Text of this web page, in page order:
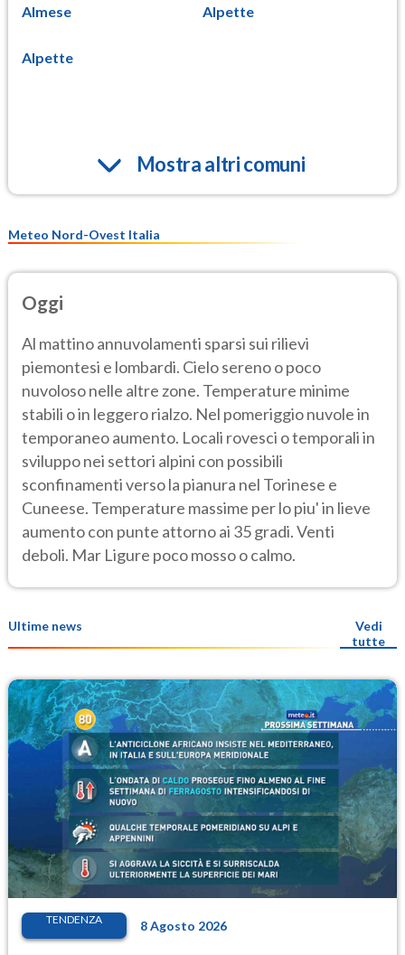
Almese Alpette
Alpette
Mostra altri comuni
Meteo Nord-Ovest Italia
Oggi
Al mattino annuvolamenti sparsi sui rilievi
piemontesi e lombardi. Cielo sereno o poco
nuvoloso nelle altre zone. Temperature minime
stabili o in leggero rialzo. Nel pomeriggio nuvole in
temporaneo aumento. Locali rovesci o temporali in
sviluppo nei settori alpini con possibili
sconfinamenti verso la pianura nel Torinese e
Cuneese. Temperature massime per lo piu' in lieve
aumento con punte attorno ai 35 gradi. Venti
deboli. Mar Ligure poco mosso o calmo.
Ultime news
Vedi
tutte
TENDENZA 8 Agosto 2026